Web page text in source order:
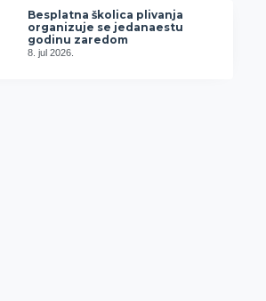
Besplatna školica plivanja
organizuje se jedanaestu
godinu zaredom
8. jul 2026.